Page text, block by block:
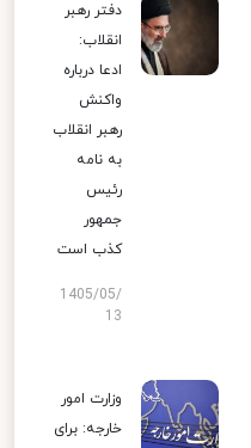
دفتر رهبر
انقلاب:
ادعا درباره
واکنش
رهبر انقلاب
به نامه
رئیس
جمهور
کذب است
1405/05/
13
وزارت امور
خارجه: برای